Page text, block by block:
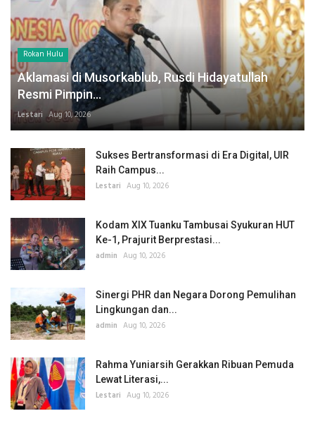
Rokan Hulu
Aklamasi di Musorkablub, Rusdi Hidayatullah
Resmi Pimpin...
Lestari Aug 10, 2026
Sukses Bertransformasi di Era Digital, UIR
Raih Campus...
Lestari Aug 10, 2026
Kodam XIX Tuanku Tambusai Syukuran HUT
Ke-1, Prajurit Berprestasi...
admin Aug 10, 2026
Sinergi PHR dan Negara Dorong Pemulihan
Lingkungan dan...
admin Aug 10, 2026
Rahma Yuniarsih Gerakkan Ribuan Pemuda
Lewat Literasi,...
Lestari Aug 10, 2026